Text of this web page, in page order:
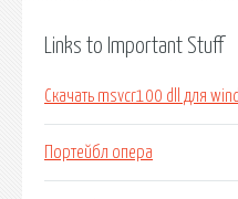
Links to Important Stuff
Скачать msvcr100 dll для
Портейбл опера